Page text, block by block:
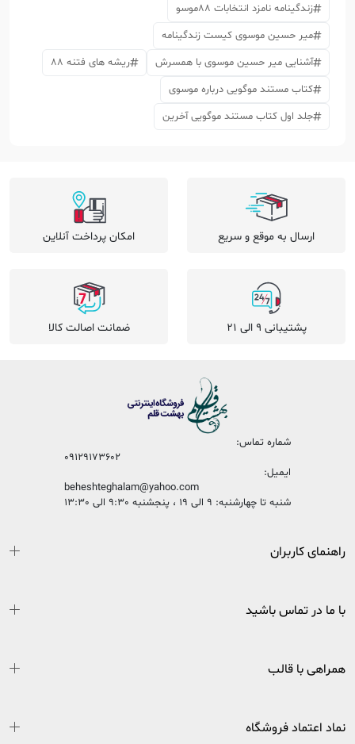
زندگینامه نامزد انتخابات 88موسو
میر حسین موسوی کیست زندگینامه
آشنایی میر حسین موسوی با همسرش
ریشه های فتنه 88
کتاب مستند موگویی درباره موسوی
جلد اول کتاب مستند موگویی آخرین
ارسال به موقع و سریع امکان پرداخت آنلاین
پشتیبانی 9 الی 21 ضمانت اصالت کالا
شماره تماس:
09129173602
ایمیل:
beheshteghalam@yahoo.com
شنبه تا چهارشنبه: 9 الی 19 ، پنجشنبه 9:30 الی 13:30
راهنمای کاربران
با ما در تماس باشید
همراهی با قالب
نماد اعتماد فروشگاه